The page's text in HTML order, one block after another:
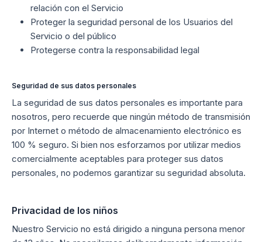
relación con el Servicio
Proteger la seguridad personal de los Usuarios del
Servicio o del público
Protegerse contra la responsabilidad legal
Seguridad de sus datos personales
La seguridad de sus datos personales es importante para
nosotros, pero recuerde que ningún método de transmisión
por Internet o método de almacenamiento electrónico es
100 % seguro. Si bien nos esforzamos por utilizar medios
comercialmente aceptables para proteger sus datos
personales, no podemos garantizar su seguridad absoluta.
Privacidad de los niños
Nuestro Servicio no está dirigido a ninguna persona menor